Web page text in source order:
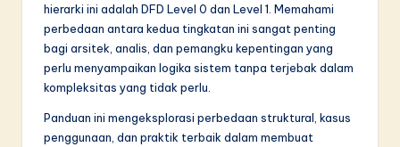
in
A
&
hierarki ini adalah DFD Level 0 dan Level 1. Memahami
perbedaan antara kedua tingkatan ini sangat penting
bagi arsitek, analis, dan pemangku kepentingan yang
perlu menyampaikan logika sistem tanpa terjebak dalam
kompleksitas yang tidak perlu.
Panduan ini mengeksplorasi perbedaan struktural, kasus
penggunaan, dan praktik terbaik dalam membuat